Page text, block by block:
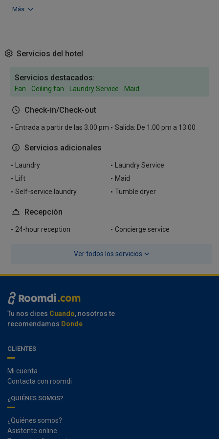
Más
Servicios del hotel
Servicios destacados:
Fan Ceiling fan Laundry Service Maid
Check-in/Check-out
Entrada a partir de las 3.00 pm Salida: De 1.00 pm a 13:00
Servicios adicionales
Laundry
Laundry Service
Lift
Maid
Self-service laundry
Tumble dryer
Recepción
24-hour reception Concierge service
Ver todos los servicios
Tu nos dices Cuando, nosotros te
recomendamos Donde
CLIENTES
Mi cuenta
Contacta con roomdi
¿QUIÉNES SOMOS?
¿Quiénes somos?
Asistente online